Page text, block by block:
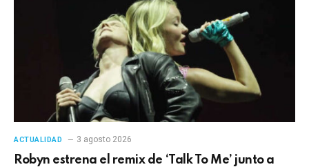
ACTUALIDAD 3 agosto 2026
Robyn estrena el remix de ‘Talk To Me’ junto a